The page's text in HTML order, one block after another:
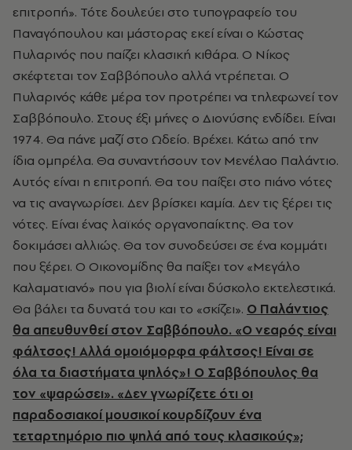
επιτροπή». Τότε δουλεύει στο τυπογραφείο του
Παναγόπουλου και μάστορας εκεί είναι ο Κώστας
Πυλαρινός που παίζει κλασική κιθάρα. Ο Νίκος
σκέφτεται τον Σαββόπουλο αλλά ντρέπεται. Ο
Πυλαρινός κάθε μέρα τον προτρέπει να τηλεφωνεί τον
Σαββόπουλο. Στους έξι μήνες ο Διονύσης ενδίδει. Είναι
1974. Θα πάνε μαζί στο Ωδείο. Βρέχει. Κάτω από την
ίδια ομπρέλα. Θα συναντήσουν τον Μενέλαο Παλάντιο.
Αυτός είναι η επιτροπή. Θα του παίξει στο πιάνο νότες
να τις αναγνωρίσει. Δεν βρίσκει καμία. Δεν τις ξέρει τις
νότες. Είναι ένας λαϊκός οργανοπαίκτης. Θα τον
δοκιμάσει αλλιώς. Θα τον συνοδεύσει σε ένα κομμάτι
που ξέρει. Ο Οικονομίδης θα παίξει τον «Μεγάλο
Καλαματιανό» που για βιολί είναι δύσκολο εκτελεστικά.
Θα βάλει τα δυνατά του και το «σκίζει». Ο Παλάντιος
θα απευθυνθεί στον Σαββόπουλο. «Ο νεαρός είναι
φάλτσος! Αλλά ομοιόμορφα φάλτσος! Είναι σε
όλα τα διαστήματα ψηλός»! Ο Σαββόπουλος θα
τον «ψαρώσει». «Δεν γνωρίζετε ότι οι
παραδοσιακοί μουσικοί κουρδίζουν ένα
τεταρτημόριο πιο ψηλά από τους κλασικούς»;